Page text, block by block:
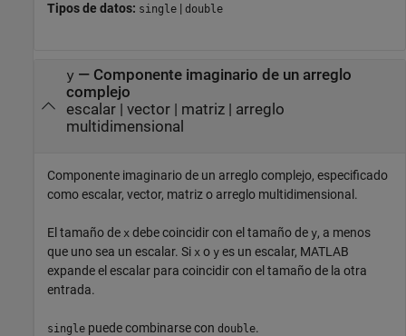
Tipos de datos: single | double
y— Componente imaginario de un arreglo
complejo
escalar| vector| matriz| arreglo
multidimensional
Componente imaginario de un arreglo complejo, especificado
como escalar, vector, matriz o arreglo multidimensional.
El tamaño de x debe coincidir con el tamaño de y, a menos
que uno sea un escalar. Si x o y es un escalar, MATLAB
expande el escalar para coincidir con el tamaño de la otra
entrada.
single puede combinarse con double.